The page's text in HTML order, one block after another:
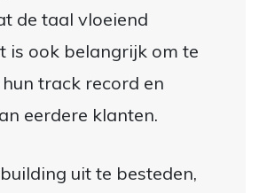
de taal vloeiend
is ook belangrijk om te
track record en
eerdere klanten.
uit te besteden,